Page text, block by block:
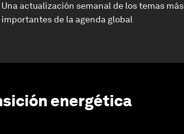
Una actualización semanal de los temas más
importantes de la agenda global
energética